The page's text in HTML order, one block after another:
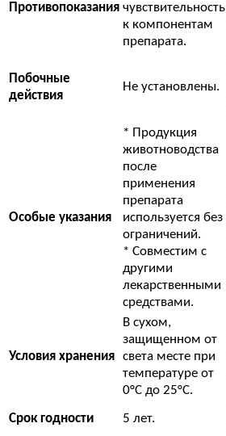
Противопоказания чувствительность
к компонентам
препарата.
Побочные
действия
Не установлены.
Особые указания
* Продукция
животноводства
после
применения
препарата
используется без
ограничений.
* Совместим с
другими
лекарственными
средствами.
Условия хранения
В сухом,
защищенном от
света месте при
температуре от
0°С до 25°С.
Срок годности 5 лет.